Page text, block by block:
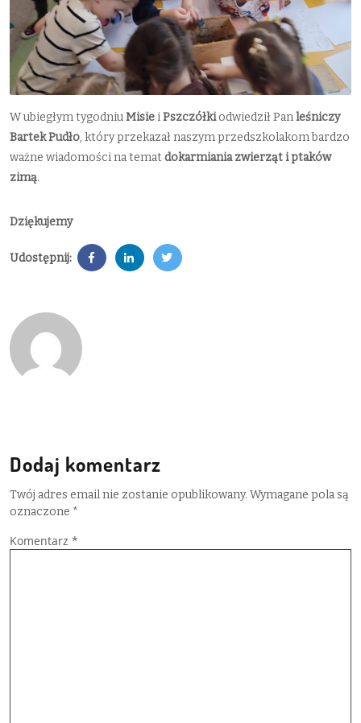
W ubiegłym tygodniuMisie iPszczółkiodwiedził Panleśniczy
Bartek Pudło, który przekazał naszym przedszkolakom bardzo
ważne wiadomości na temat dokarmiania zwierząt i ptaków
zimą.
Dziękujemy
Udostępnij:
Dodaj komentarz
Twój adres email nie zostanie opublikowany. Wymagane pola są
oznaczone *
Komentarz *